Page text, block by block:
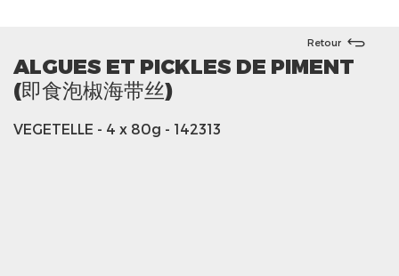
Retour
ALGUES ET PICKLES DE PIMENT
(即食泡椒海带丝)
VEGETELLE - 4 x 80g - 142313